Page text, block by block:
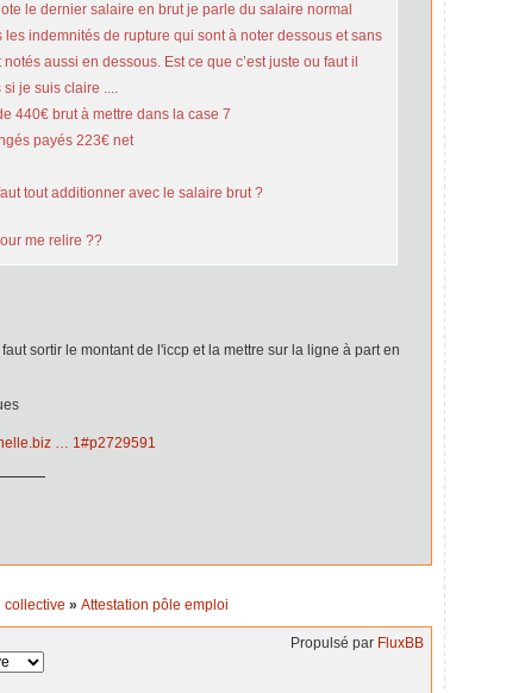
le dernier salaire en brut je parle du salaire normal
indemnités de rupture qui sont à noter dessous et sans
aussi en dessous. Est ce que c’est juste ou faut il
je suis claire ....
440€ brut à mettre dans la case 7
payés 223€ net
tout additionner avec le salaire brut ?
me relire ??
sortir le montant de l'iccp et la mettre sur la ligne à part en
… 1#p2729591
collective » Attestation pôle emploi
Propulsé par FluxBB